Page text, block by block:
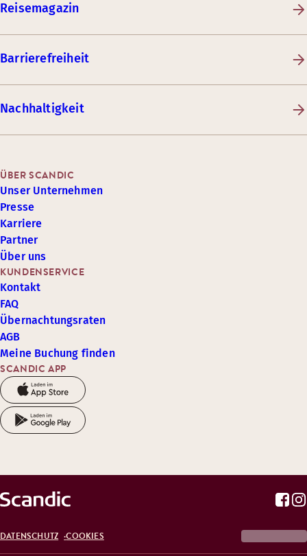
Reisemagazin
Barrierefreiheit
Nachhaltigkeit
SCANDIC APP
KUNDENSERVICE
Kontakt
FAQ
Übernachtungsraten
AGB
Meine Buchung finden
ÜBER SCANDIC
Unser Unternehmen
Presse
Karriere
Partner
Über uns
DATENSCHUTZ COOKIES